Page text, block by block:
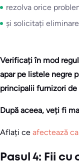
rezolva orice
și solicitați
Verificați în mod
apar pe listele negre
principalii furnizori de
După aceea, veți fi
Aflați ce afectează
Pasul 4: Fii